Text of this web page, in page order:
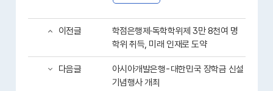
이전글
학점은행제·독학학위제 3만 8천여 명
학위 취득, 미래 인재로 도약
다음글
아시아개발은행-대한민국 장학금 신설
기념행사 개최